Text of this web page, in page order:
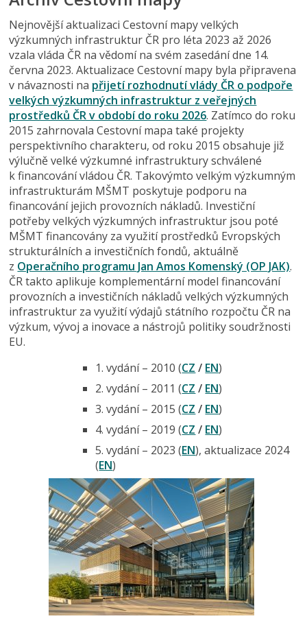
Nejnovější aktualizaci Cestovní mapy velkých
výzkumných infrastruktur ČR pro léta 2023 až 2026
vzala vláda ČR na vědomí na svém zasedání dne 14.
června 2023. Aktualizace Cestovní mapy byla připravena
v návaznosti na přijetí rozhodnutí vlády ČR o podpoře
velkých výzkumných infrastruktur z veřejných
prostředků ČR v období do roku 2026. Zatímco do roku
2015 zahrnovala Cestovní mapa také projekty
perspektivního charakteru, od roku 2015 obsahuje již
výlučně velké výzkumné infrastruktury schválené
k financování vládou ČR. Takovýmto velkým výzkumným
infrastrukturám MŠMT poskytuje podporu na
financování jejich provozních nákladů. Investiční
potřeby velkých výzkumných infrastruktur jsou poté
MŠMT financovány za využití prostředků Evropských
strukturálních a investičních fondů, aktuálně
z Operačního programu Jan Amos Komenský (OP JAK).
ČR takto aplikuje komplementární model financování
provozních a investičních nákladů velkých výzkumných
infrastruktur za využití výdajů státního rozpočtu ČR na
výzkum, vývoj a inovace a nástrojů politiky soudržnosti
EU.
1. vydání – 2010 (CZ / EN)
2. vydání – 2011 (CZ / EN)
3. vydání – 2015 (CZ / EN)
4. vydání – 2019 (CZ / EN)
5. vydání – 2023 (EN), aktualizace 2024
(EN)